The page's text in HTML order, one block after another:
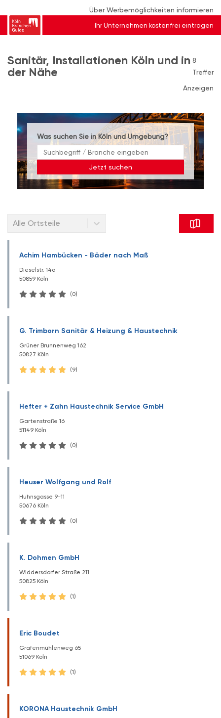
Über Werbemöglichkeiten informieren
Ihr Unternehmen kostenfrei eintragen
Sanitär, Installationen Köln und in
der Nähe
8
Treffer
Anzeigen
Was suchen Sie in Köln und Umgebung?
Jetzt suchen
Alle Ortsteile
Achim Hambücken - Bäder nach Maß
Dieselstr. 14a
50859 Köln
(0)
G. Trimborn Sanitär & Heizung & Haustechnik
Grüner Brunnenweg 162
50827 Köln
(9)
Hefter + Zahn Haustechnik Service GmbH
Gartenstraße 16
51149 Köln
(0)
Heuser Wolfgang und Rolf
Huhnsgasse 9-11
50676 Köln
(0)
K. Dohmen GmbH
Widdersdorfer Straße 211
50825 Köln
(1)
Eric Boudet
Grafenmühlenweg 65
51069 Köln
(1)
KORONA Haustechnik GmbH